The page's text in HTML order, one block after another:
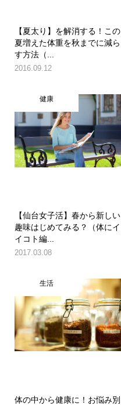
【夏太り】を解消する！この
夏増えた体重を秋までに減ら
す方法（...
2016.09.12
健康
【仙台女子活】春から新しい
趣味はじめてみる？（体にイ
イコト編...
2017.03.08
生活
体の中から健康に！お悩み別